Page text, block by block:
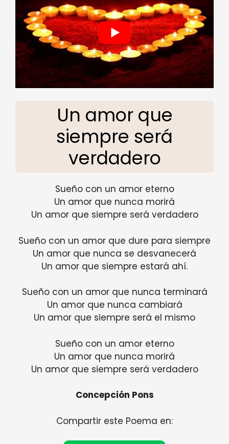
Un amor que
siempre será
verdadero
Sueño con un amor eterno
Un amor que nunca morirá
Un amor que siempre será verdadero
Sueño con un amor que dure para siempre
Un amor que nunca se desvanecerá
Un amor que siempre estará ahí.
Sueño con un amor que nunca terminará
Un amor que nunca cambiará
Un amor que siempre será el mismo
Sueño con un amor eterno
Un amor que nunca morirá
Un amor que siempre será verdadero
Concepción Pons
Compartir este Poema en: